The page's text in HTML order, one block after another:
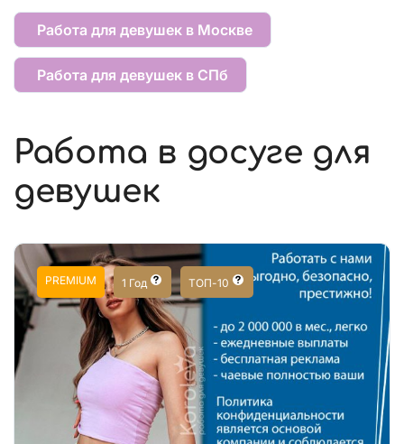
Работа для девушек в Москве
Работа для девушек в СПб
Работа в досуге для
девушек
PREMIUM 1 Год ТОП-10